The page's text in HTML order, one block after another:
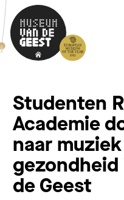
Studenten
Academie
naar
gezondheid
de Geest